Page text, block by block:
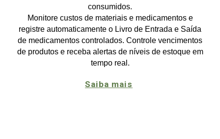
consumidos.
Monitore custos de materiais e medicamentos e
registre automaticamente o Livro de Entrada e Saída
de medicamentos controlados. Controle vencimentos
de produtos e receba alertas de níveis de estoque em
tempo real.
Saiba mais